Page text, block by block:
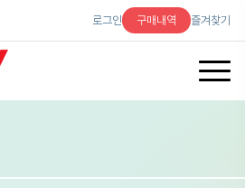
로그인 구매내역 즐겨찾기